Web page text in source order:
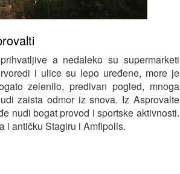
a nedaleko su supermarketi
i ulice su lepo uređene, more je
zelenilo, predivan pogled, mnoga
zaista odmor iz snova. Iz Asprovalte
nudi bogat provod i sportske aktivnosti.
i antičku Stagiru i Amfipolis.